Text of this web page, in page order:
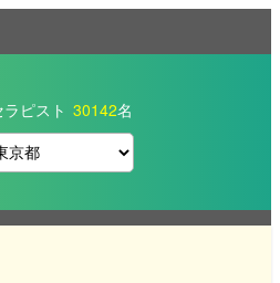
ラピスト 30142名